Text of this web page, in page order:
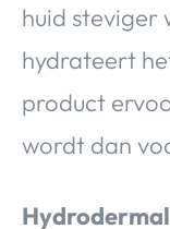
huid steviger
hydrateert
product
wordt dan